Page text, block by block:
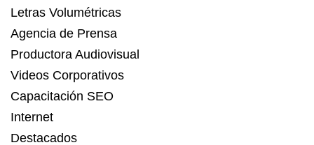
Letras Volumétricas
Agencia de Prensa
Productora Audiovisual
Videos Corporativos
Capacitación SEO
Internet
Destacados